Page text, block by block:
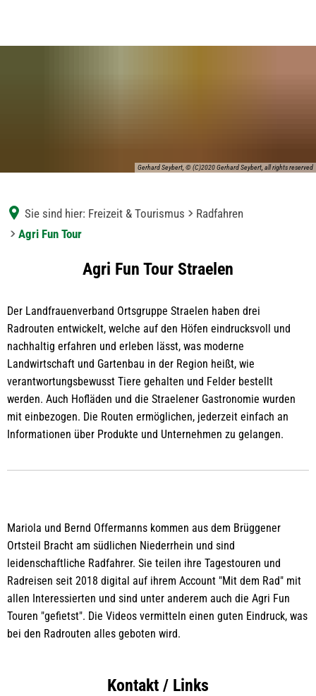
Gerhard Seybert, © (C)2020 Gerhard Seybert, all rights reserved
Sie sind hier: Freizeit & Tourismus
Radfahren
Agri Fun Tour
Tour
Agri Fun Tour Straelen
Der Landfrauenverband Ortsgruppe Straelen haben drei
Radrouten entwickelt, welche auf den Höfen eindrucksvoll und
nachhaltig erfahren und erleben lässt, was moderne
Landwirtschaft und Gartenbau in der Region heißt, wie
verantwortungsbewusst Tiere gehalten und Felder bestellt
werden. Auch Hofläden und die Straelener Gastronomie wurden
mit einbezogen. Die Routen ermöglichen, jederzeit einfach an
Informationen über Produkte und Unternehmen zu gelangen.
Mariola und Bernd Offermanns kommen aus dem Brüggener
Ortsteil Bracht am südlichen Niederrhein und sind
leidenschaftliche Radfahrer. Sie teilen ihre Tagestouren und
Radreisen seit 2018 digital auf ihrem Account "Mit dem Rad" mit
allen Interessierten und sind unter anderem auch die Agri Fun
Touren "gefietst". Die Videos vermitteln einen guten Eindruck, was
bei den Radrouten alles geboten wird.
Kontakt / Links